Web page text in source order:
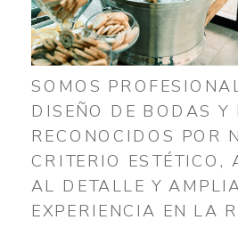
SOMOS
DISEÑO DE BODAS Y
RECONOCIDOS POR
CRITERIO ESTÉTICO,
AL DETALLE Y
EXPERIENCIA EN LA